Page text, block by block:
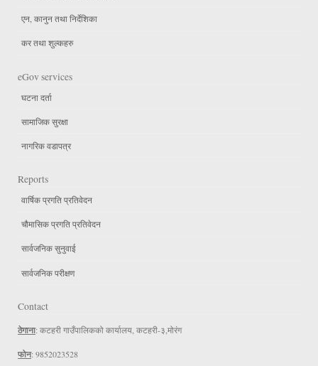
एन, कानुन तथा निर्देशिका
कर तथा शुल्कहरु
eGov services
घटना दर्ता
सामाजिक सुरक्षा
नागरिक वडापत्र
Reports
वार्षिक प्रगति प्रतिवेदन
चौमासिक प्रगति प्रतिवेदन
सार्वजनिक सुनुवाई
सार्वजनिक परीक्षण
Contact
ठेगाना: कटहरी गाउँपालिकको कार्यालय, कटहरी-३,मोरंग
फोन: 9852023528